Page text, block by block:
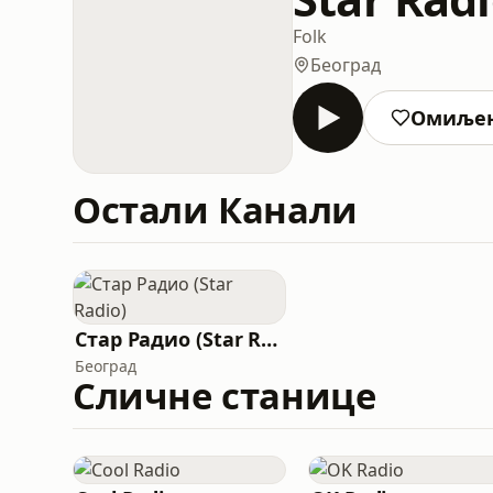
Folk
Београд
Остали Канали
Стар Радио (Star Radio)
Београд
Сличне станице